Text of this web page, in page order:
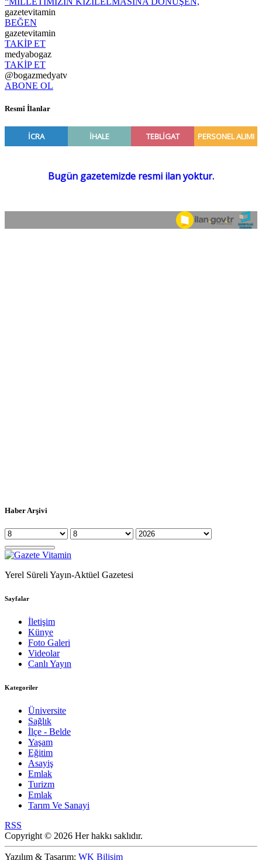
gazetevitamin
BEĞEN
gazetevitamin
TAKİP ET
medyabogaz
TAKİP ET
@bogazmedyatv
ABONE OL
Resmî İlanlar
Haber Arşivi
Yerel Süreli Yayın-Aktüel Gazetesi
Sayfalar
İletişim
Künye
Foto Galeri
Videolar
Canlı Yayın
Kategoriler
Üniversite
Sağlık
İlçe - Belde
Yaşam
Eğitim
Asayiş
Emlak
Turizm
Emlak
Tarım Ve Sanayi
RSS
Copyright © 2026 Her hakkı saklıdır.
Yazılım & Tasarım: WK Bilişim